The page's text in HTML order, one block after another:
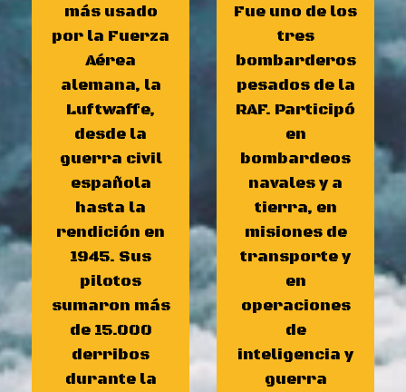
más usado
por la Fuerza
Aérea
alemana, la
Luftwaffe,
desde la
guerra civil
española
hasta la
rendición en
1945. Sus
pilotos
sumaron más
de 15.000
derribos
durante la
Fue uno de los
tres
bombarderos
pesados de la
RAF. Participó
en
bombardeos
navales y a
tierra, en
misiones de
transporte y
en
operaciones
de
inteligencia y
guerra